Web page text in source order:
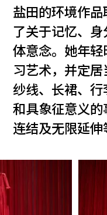
盐田的环境作
了关于记忆、
体意念。她年
习艺术，并定居
纱线、长裙、
和具象征意义的
连结及无限延伸